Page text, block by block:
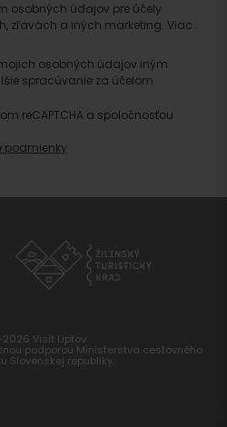
osobných údajov pre účely
zľavách a iných marketing. Viac
osobných údajov iným
spracúvanie za účelom
reCAPTCHA a spoločnosťou
podmienky
Visit Liptov
podporou Ministerstva cestovného
Slovenskej republiky.